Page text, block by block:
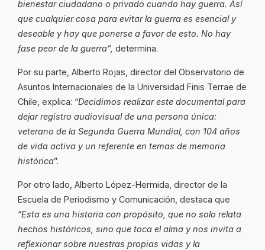
bienestar ciudadano o privado cuando hay guerra. Así
que cualquier cosa para evitar la guerra es esencial y
deseable y hay que ponerse a favor de esto. No hay
fase peor de la guerra”, determina.
Por su parte, Alberto Rojas, director del Observatorio de
Asuntos Internacionales de la Universidad Finis Terrae de
Chile, explica: “Decidimos realizar este documental para
dejar registro audiovisual de una persona única:
veterano de la Segunda Guerra Mundial, con 104 años
de vida activa y un referente en temas de memoria
histórica”.
Por otro lado, Alberto López-Hermida, director de la
Escuela de Periodismo y Comunicación, destaca que
“Esta es una historia con propósito, que no solo relata
hechos históricos, sino que toca el alma y nos invita a
reflexionar sobre nuestras propias vidas y la